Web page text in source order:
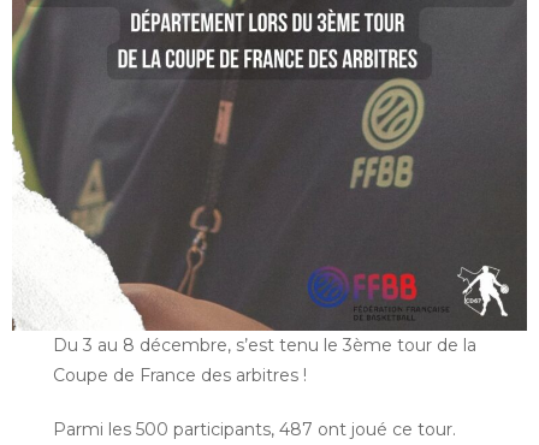
Du 3 au 8 décembre, s’est tenu le 3ème tour de la
Coupe de France des arbitres !
Parmi les 500 participants, 487 ont joué ce tour.